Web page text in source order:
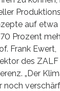
auf etwa
Prozent
Frank Ewert,
des ZALF
„Der
noch